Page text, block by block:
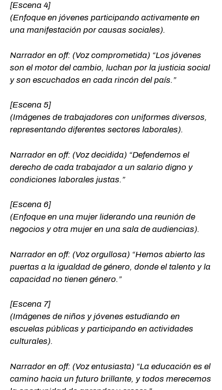
[Escena 4]
(Enfoque en jóvenes participando activamente en
una manifestación por causas sociales).
Narrador en off: (Voz comprometida) “Los jóvenes
son el motor del cambio, luchan por la justicia social
y son escuchados en cada rincón del país.”
[Escena 5]
(Imágenes de trabajadores con uniformes diversos,
representando diferentes sectores laborales).
Narrador en off: (Voz decidida) “Defendemos el
derecho de cada trabajador a un salario digno y
condiciones laborales justas.”
[Escena 6]
(Enfoque en una mujer liderando una reunión de
negocios y otra mujer en una sala de audiencias).
Narrador en off: (Voz orgullosa) “Hemos abierto las
puertas a la igualdad de género, donde el talento y la
capacidad no tienen género.”
[Escena 7]
(Imágenes de niños y jóvenes estudiando en
escuelas públicas y participando en actividades
culturales).
Narrador en off: (Voz entusiasta) “La educación es el
camino hacia un futuro brillante, y todos merecemos